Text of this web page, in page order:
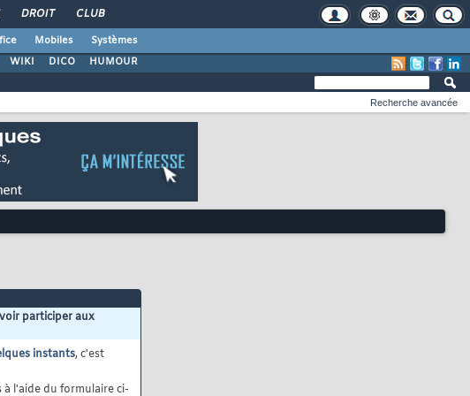
DROIT CLUB
Mobiles
Systèmes
WIKI DICO HUMOUR
Recherche avancée
participer aux
instants, c'est
l'aide du formulaire ci-